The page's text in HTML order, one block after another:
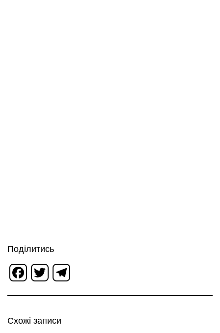
Поділитись
Facebook
Twitter
Схожі записи